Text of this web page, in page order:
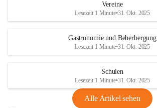
Vereine
Lesezeit 1 Minute•31. Okt. 2025
Gastronomie und Beherbergung
Lesezeit 1 Minute•31. Okt. 2025
Schulen
Lesezeit 1 Minute•31. Okt. 2025
Alle Artikel sehen